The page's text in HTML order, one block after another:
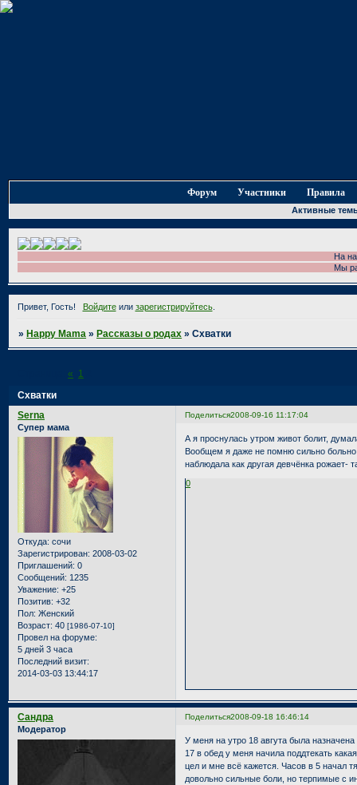
Форум Участники Правила
Активные
На нашем
Мы рады
Привет, Гость! Войдитеили зарегистрируйтесь.
»Happy Mama »Рассказы о родах »Схватки
Схватки
Страница:« 1
Поделиться2008-09-16 11:17:04
Serna
Супер мама
Откуда: сочи
Зарегистрирован: 2008-03-02
Приглашений: 0
Сообщений: 1235
Уважение: +25
Позитив: +32
Пол: Женский
Возраст: 40 [1986-07-10]
Провел на форуме:
5 дней 3 часа
Последний визит:
2014-03-03 13:44:17
А я проснулась утром живот болит,
Вообщем я даже не помню сильно больно
наблюдала как другая девчёнка
0
Поделиться2008-09-18 16:46:14
Сандра
Модератор
У меня на утро 18 авгута была
17 в обед у меня начила поддтекать
цел и мне всё кажется. Часов в 5 начал
довольно сильные боли, но терпимые с